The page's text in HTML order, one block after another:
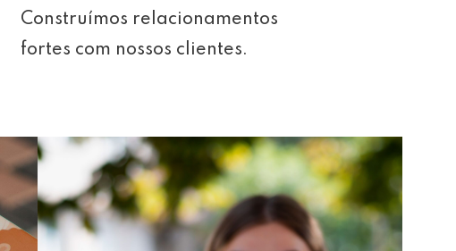
Construímos relacionamentos
fortes com nossos clientes.